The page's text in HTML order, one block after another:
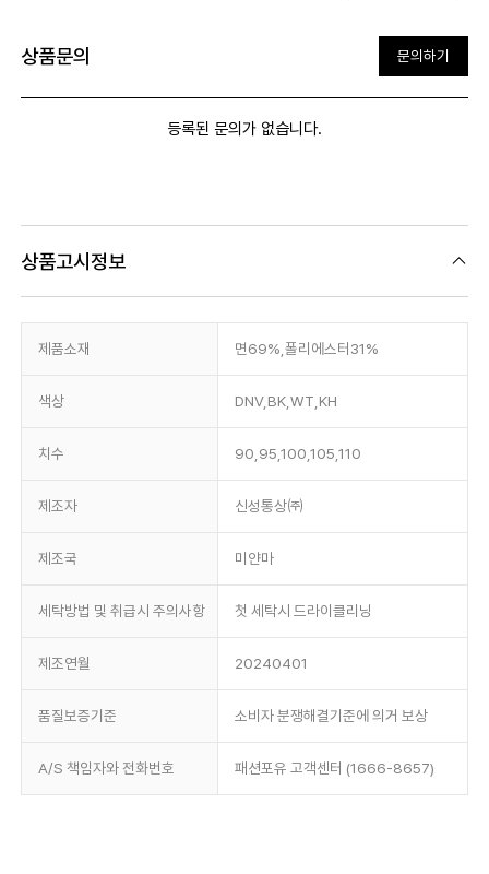
상품문의 문의하기
등록된 문의가 없습니다.
상품고시정보
제품소재 면69%,폴리에스터31%
색상 DNV,BK,WT,KH
치수 90,95,100,105,110
제조자 신성통상㈜
제조국 미얀마
세탁방법 및 취급시 주의사항 첫 세탁시 드라이클리닝
제조연월 20240401
품질보증기준 소비자 분쟁해결기준에 의거 보상
A/S 책임자와 전화번호 패션포유 고객센터 (1666-8657)